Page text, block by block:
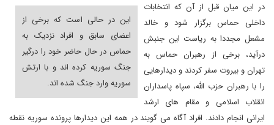
این در حالی است که برخی از
اعضای سابق و افراد نزدیک به
حماس در حال حاضر خود را درگیر
جنگ سوریه کرده اند و با ارتش
سوریه وارد جنگ شده اند.
در این میان قبل از آن که انتخابات
داخلی حماس برگزار شود و خالد
مشعل مجددا به ریاست این جنبش
درآید، برخی از رهبران حماس به
تهران و بیروت سفر کردند و دیدارهایی
را با رهبران حزب الله، سپاه پاسداران
انقلاب اسلامی و مقام های ارشد
ایرانی انجام دادند. افراد آگاه می گویند در همه این دیدارها پرونده سوریه نقطه